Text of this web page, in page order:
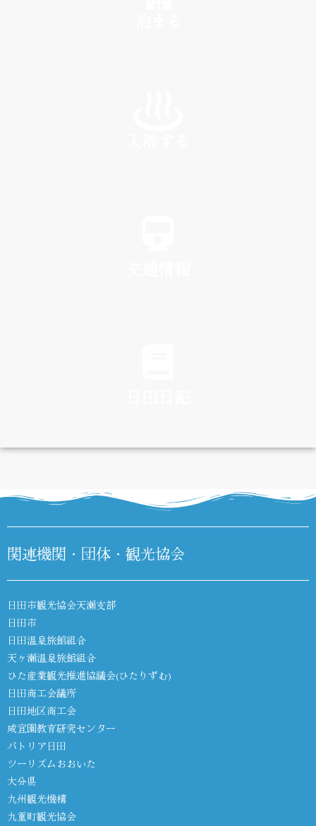
DIARY
関連機関・団体・観光協会
日田市観光協会天瀬支部
日田市
日田温泉旅館組合
天ヶ瀬温泉旅館組合
ひた産業観光推進協議会(ひたりずむ)
日田商工会議所
日田地区商工会
咸宜園教育研究センター
パトリア日田
ツーリズムおおいた
大分県
九州観光機構
九重町観光協会